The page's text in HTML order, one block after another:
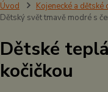
Úvod Kojenecké a
Dětský svět tmavě modré s
Dětské
kočičkou